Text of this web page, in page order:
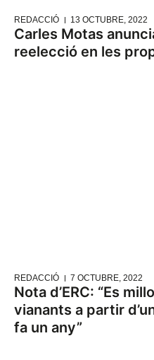
REDACCIÓ 13 OCTUBRE, 2022
Carles Motas
reelecció en les
REDACCIÓ 7 OCTUBRE, 2022
Nota d’ERC: “Es
vianants a partir
fa un any”